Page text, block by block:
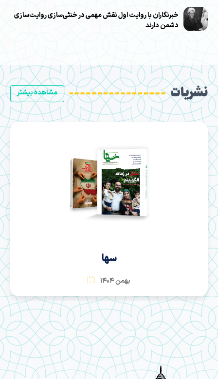
خبرنگاران با روایت اول نقش مهمی در خنثی‌سازی روایت‌سازی
دشمن دارند
مشاهده بیشتر نشریات
روایت ایرانی
اردیبهشت 1405